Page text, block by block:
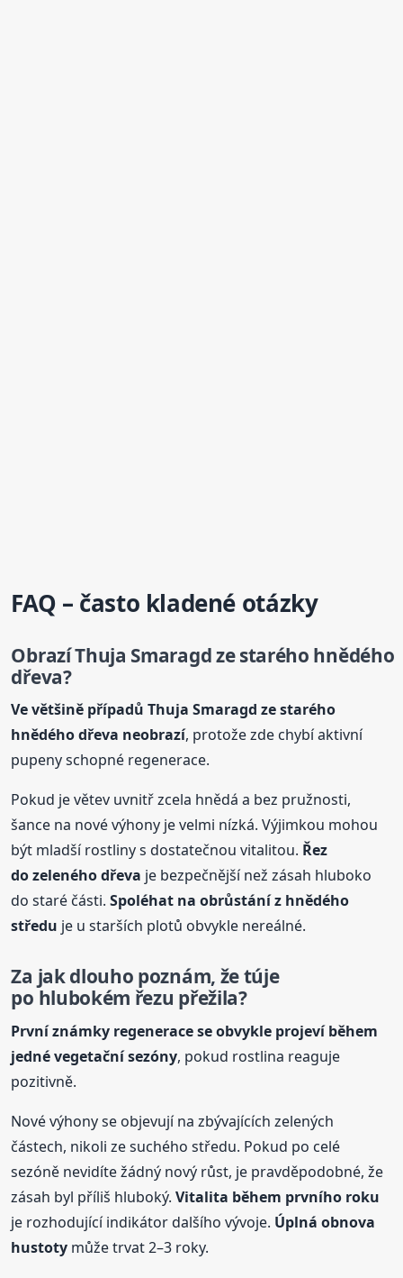
FAQ – často kladené otázky
Obrazí Thuja Smaragd ze starého hnědého
dřeva?
Ve většině případů Thuja Smaragd ze starého
hnědého dřeva neobrazí, protože zde chybí aktivní
pupeny schopné regenerace.
Pokud je větev uvnitř zcela hnědá a bez pružnosti,
šance na nové výhony je velmi nízká. Výjimkou mohou
být mladší rostliny s dostatečnou vitalitou. Řez
do zeleného dřeva je bezpečnější než zásah hluboko
do staré části.Spoléhat na obrůstání z hnědého
středu je u starších plotů obvykle nereálné.
Za jak dlouho poznám, že túje
po hlubokém řezu přežila?
První známky regenerace se obvykle projeví během
jedné vegetační sezóny, pokud rostlina reaguje
pozitivně.
Nové výhony se objevují na zbývajících zelených
částech, nikoli ze suchého středu. Pokud po celé
sezóně nevidíte žádný nový růst, je pravděpodobné, že
zásah byl příliš hluboký.Vitalita během prvního roku
je rozhodující indikátor dalšího vývoje. Úplná obnova
hustoty může trvat 2–3 roky.